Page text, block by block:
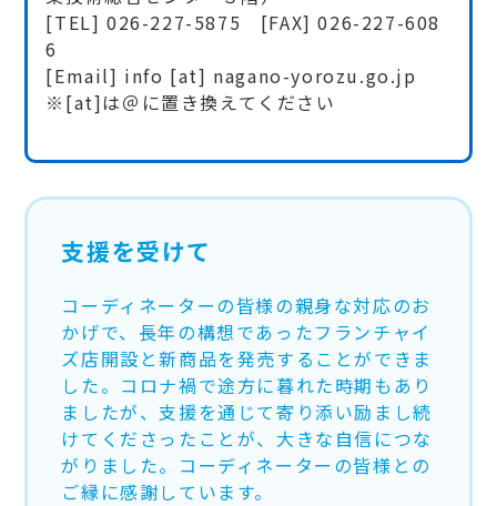
[TEL] 026-227-5875 [FAX] 026-227-608
6
[Email] info [at] nagano-yorozu.go.jp
※[at]は＠に置き換えてください
支援を受けて
コーディネーターの皆様の親身な対応のお
かげで、長年の構想であったフランチャイ
ズ店開設と新商品を発売することができま
した。コロナ禍で途方に暮れた時期もあり
ましたが、支援を通じて寄り添い励まし続
けてくださったことが、大きな自信につな
がりました。コーディネーターの皆様との
ご縁に感謝しています。